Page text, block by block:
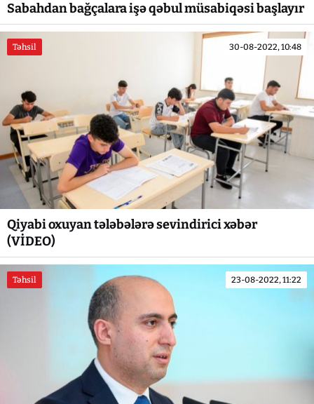
Sabahdan bağçalara işə qəbul müsabiqəsi başlayır
Təhsil 30-08-2022, 10:48
Qiyabi oxuyan tələbələrə sevindirici xəbər
(VİDEO)
Təhsil 23-08-2022, 11:22